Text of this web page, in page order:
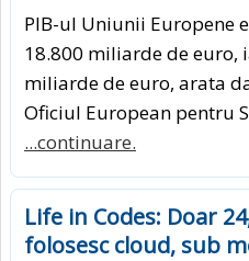
PIB-ul Uniunii Europene
18.800 miliarde de euro,
miliarde de euro, arata
Oficiul European pentru
...continuare.
Life in Codes: Doar
folosesc cloud, sub